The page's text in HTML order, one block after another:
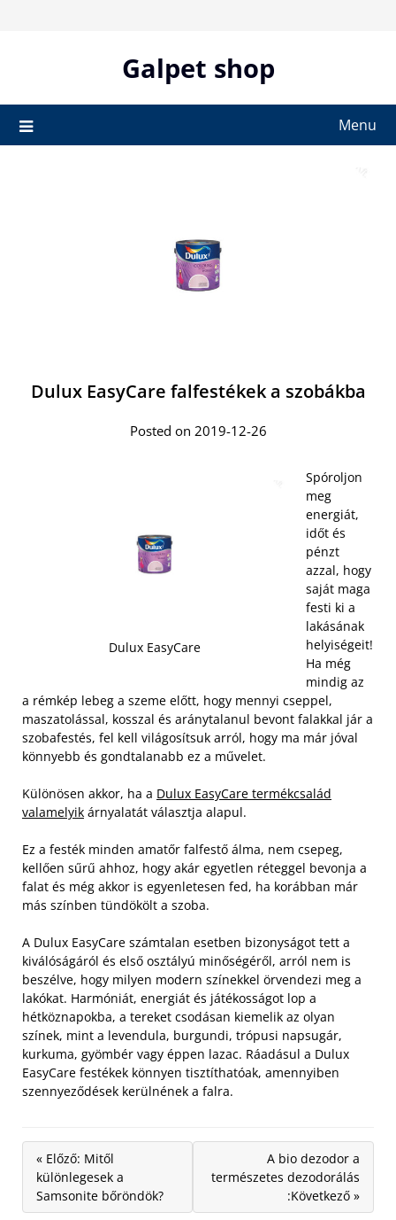
Galpet shop
Menu
Dulux EasyCare falfestékek a szobákba
Posted on 2019-12-26
Dulux EasyCare
Spóroljon
meg
energiát,
időt és
pénzt
azzal, hogy
saját maga
festi ki a
lakásának
helyiségeit!
Ha még
mindig az
a rémkép lebeg a szeme előtt, hogy mennyi cseppel,
maszatolással, kosszal és aránytalanul bevont falakkal jár a
szobafestés, fel kell világosítsuk arról, hogy ma már jóval
könnyebb és gondtalanabb ez a művelet.
Különösen akkor, ha a Dulux EasyCare termékcsalád
valamelyik árnyalatát választja alapul.
Ez a festék minden amatőr falfestő álma, nem csepeg,
kellően sűrű ahhoz, hogy akár egyetlen réteggel bevonja a
falat és még akkor is egyenletesen fed, ha korábban már
más színben tündökölt a szoba.
A Dulux EasyCare számtalan esetben bizonyságot tett a
kiválóságáról és első osztályú minőségéről, arról nem is
beszélve, hogy milyen modern színekkel örvendezi meg a
lakókat. Harmóniát, energiát és játékosságot lop a
hétköznapokba, a tereket csodásan kiemelik az olyan
színek, mint a levendula, burgundi, trópusi napsugár,
kurkuma, gyömbér vagy éppen lazac. Ráadásul a Dulux
EasyCare festékek könnyen tisztíthatóak, amennyiben
szennyeződések kerülnének a falra.
« Előző: Mitől
különlegesek a
Samsonite bőröndök?
A bio dezodor a
természetes dezodorálás
:Következő »